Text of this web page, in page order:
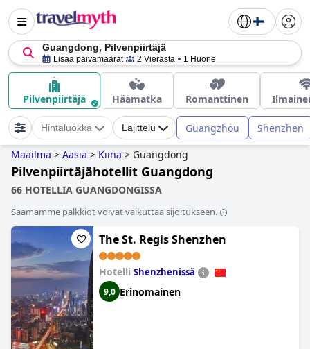
Guangdong, Pilvenpiirtäjä
Lisää päivämäärät 2 Vierasta 1 Huone
Pilvenpiirtäjä Häämatka Romanttinen
Hintaluokka Lajittelu Guangzhou Shenzhen
Maailma > Aasia > Kiina > Guangdong
Pilvenpiirtäjähotellit Guangdong
66 HOTELLIA GUANGDONGISSA
Saamamme palkkiot voivat vaikuttaa sijoitukseen.
The St. Regis Shenzhen
Hotelli Shenzhenissä
9,0 Erinomainen